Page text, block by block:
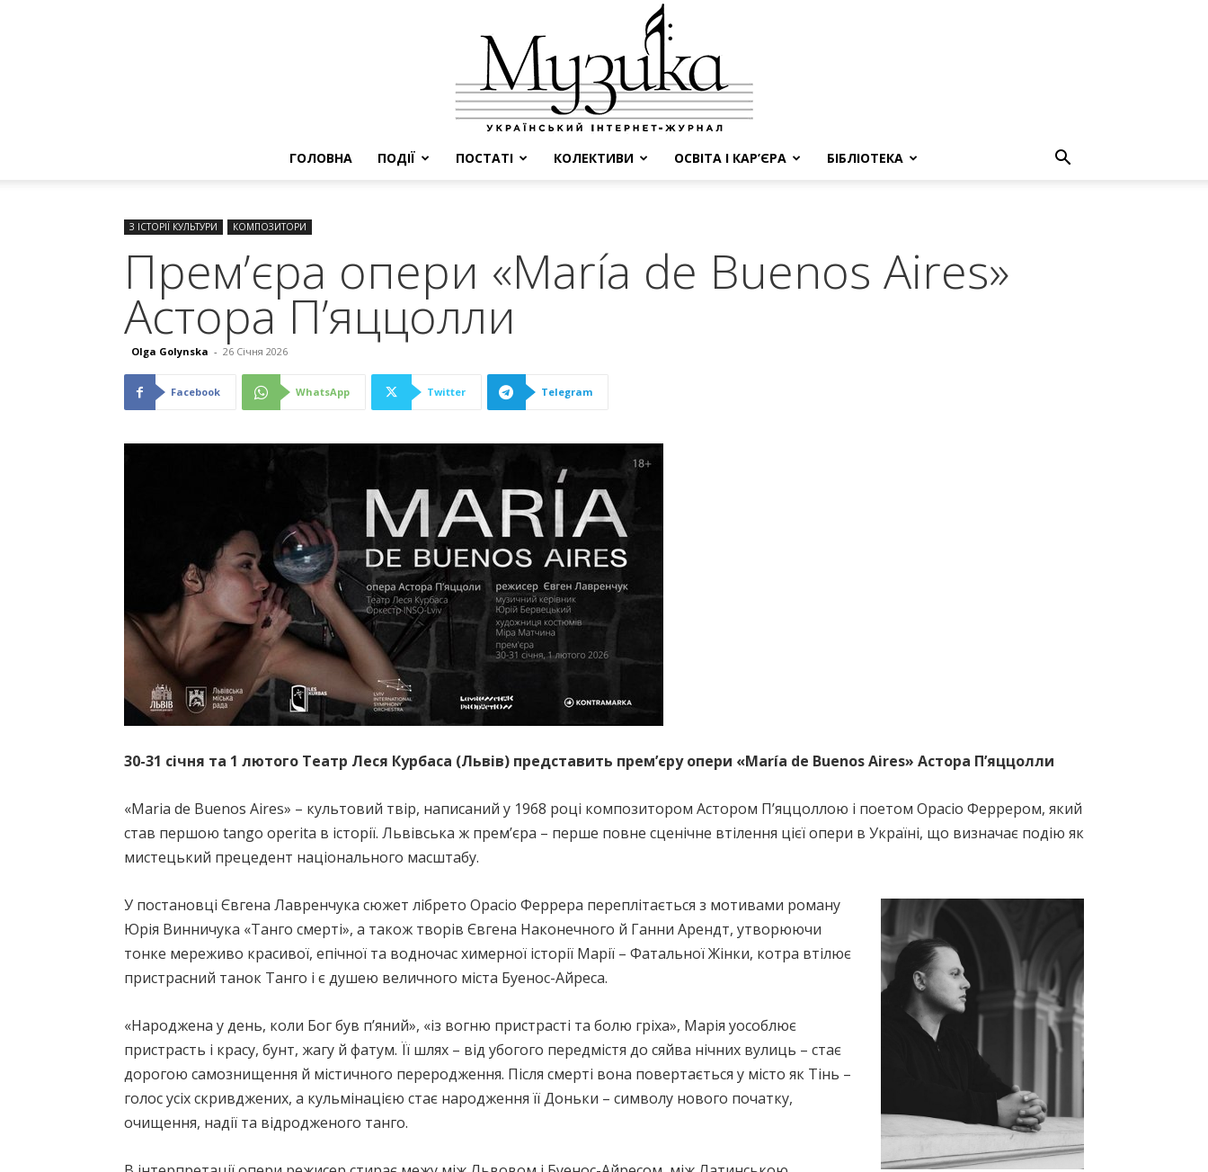
ГОЛОВНА ПОДІЇ ПОСТАТІ КОЛЕКТИВИ ОСВІТА І КАР’ЄРА БІБЛІОТЕКА
З ІСТОРІЇ КУЛЬТУРИ КОМПОЗИТОРИ
Прем’єра опери «María de Buenos Aires»
Астора П’яццолли
Olga Golynska - 26 Січня 2026
Facebook WhatsApp Twitter Telegram
30-31 січня та 1 лютого Театр Леся Курбаса (Львів) представить прем’єру опери «María de Buenos Aires» Астора П’яццолли
«Maria de Buenos Aires» – культовий твір, написаний у 1968 році композитором Астором П’яццоллою і поетом Орасіо Феррером, який
став першою tango operitа в історії. Львівська ж прем’єра – перше повне сценічне втілення цієї опери в Україні, що визначає подію як
мистецький прецедент національного масштабу.
У постановці Євгена Лавренчука сюжет лібрето Орасіо Феррера переплітається з мотивами роману
Юрія Винничука «Танго смерті», а також творів Євгена Наконечного й Ганни Арендт, утворюючи
тонке мереживо красивої, епічної та водночас химерної історії Марії – Фатальної Жінки, котра втілює
пристрасний танок Танго і є душею величного міста Буенос-Айреса.
«Народжена у день, коли Бог був п’яний», «із вогню пристрасті та болю гріха», Марія уособлює
пристрасть і красу, бунт, жагу й фатум. Її шлях – від убогого передмістя до сяйва нічних вулиць – стає
дорогою самознищення й містичного переродження. Після смерті вона повертається у місто як Тінь –
голос усіх скривджених, а кульмінацією стає народження її Доньки – символу нового початку,
очищення, надії та відродженого танго.